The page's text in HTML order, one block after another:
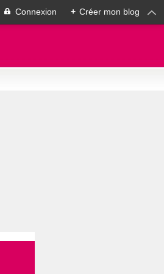
Connexion + Créer mon blog